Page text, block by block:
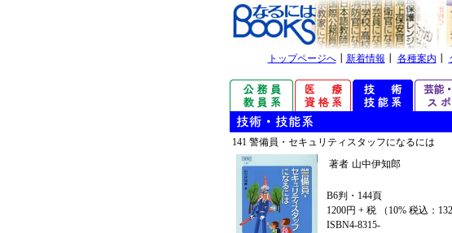
トップページへ┃ 新着情報 各種案内
141 警備員・セキュリティスタッフになるには
著者 山中伊知郎
B6判・144頁
1200円 + 税 （10% 税込：
ISBN4-8315-